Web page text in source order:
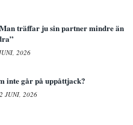
träffar ju sin partner mindre än
2026
inte går på uppåttjack?
JUNI, 2026